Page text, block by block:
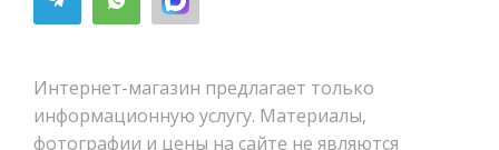
Интернет-магазин предлагает только
информационную услугу. Материалы,
фотографии и цены на сайте не являются